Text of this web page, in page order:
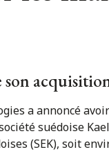
son
a annoncé
suédoise
(SEK), soit